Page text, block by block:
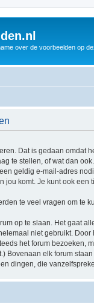
over de voorbeelden op
Dat is gedaan
te stellen, of wat dan ook.
geldig e-mail-adres
komt. Je kunt ook
te veel vragen om
op te slaan. Het gaat
niet gebruikt.
het forum
elk forum
dingen, die